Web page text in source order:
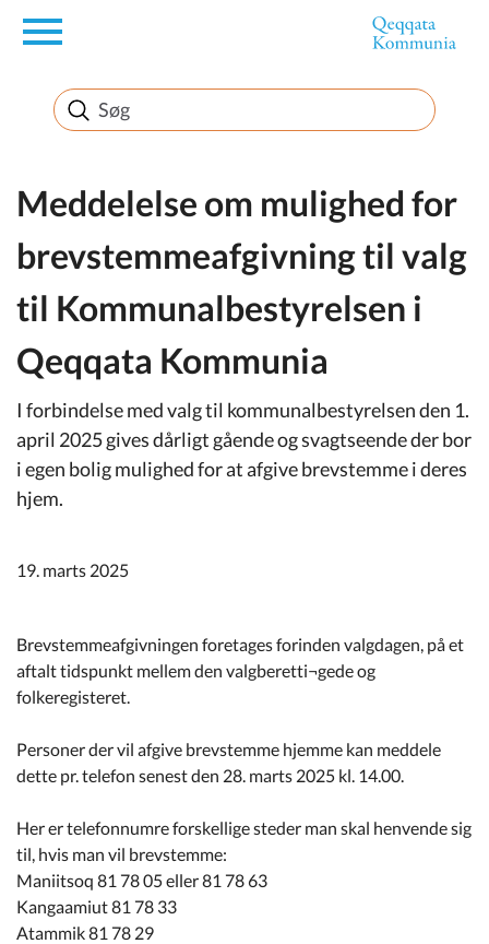
en
Borger
Erhverv
Politik
Turisme
Selvbetjening
Kommuneplan
Om Kommunen
Meddelelse om mulighed for
brevstemmeafgivning til valg
til Kommunalbestyrelsen i
Qeqqata Kommunia
I forbindelse med valg til kommunalbestyrelsen den 1.
april 2025 gives dårligt gående og svagtseende der bor
i egen bolig mulighed for at afgive brevstemme i deres
hjem.
19. marts 2025
Brevstemmeafgivningen foretages forinden valgdagen, på et
aftalt tidspunkt mellem den valgberetti¬gede og
folkeregisteret.
Personer der vil afgive brevstemme hjemme kan meddele
dette pr. telefon senest den 28. marts 2025 kl. 14.00.
Her er telefonnumre forskellige steder man skal henvende sig
til, hvis man vil brevstemme:
Maniitsoq 81 78 05 eller 81 78 63
Kangaamiut 81 78 33
Atammik 81 78 29